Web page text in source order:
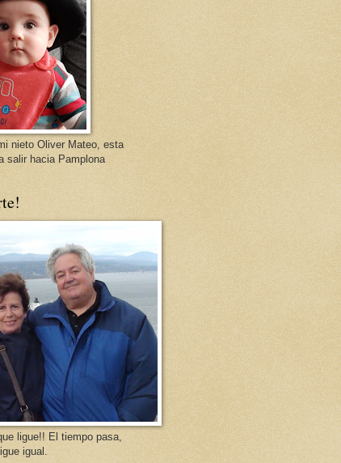
nieto Oliver Mateo, esta
salir hacia Pamplona
ligue!! El tiempo pasa,
igual.